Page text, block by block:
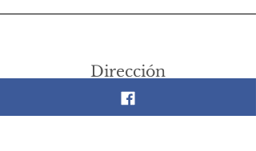
Dirección
Gemelos 118, Prado Churubusco,